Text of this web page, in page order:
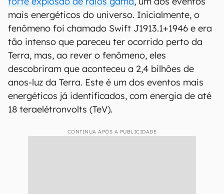
mais energéticos do universo. Inicialmente, o
fenômeno foi chamado Swift J1913.1+1946 e era
tão intenso que pareceu ter ocorrido perto da
Terra, mas, ao rever o fenômeno, eles
descobriram que aconteceu a 2,4 bilhões de
anos-luz da Terra. Este é um dos eventos mais
energéticos já identificados, com energia de até
18 teraelétronvolts (TeV).
CONTINUA APÓS A PUBLICIDADE